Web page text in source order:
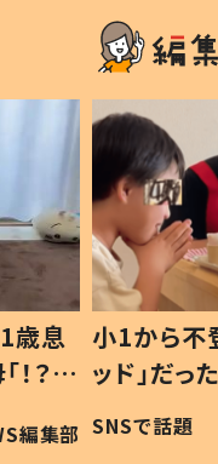
歳息
？」
編集部
小1から不
ッド」だ
作り続け
#令和の子
SNSで話題